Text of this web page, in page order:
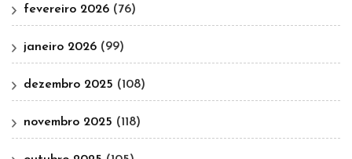
fevereiro 2026 (76)
janeiro 2026 (99)
dezembro 2025 (108)
novembro 2025 (118)